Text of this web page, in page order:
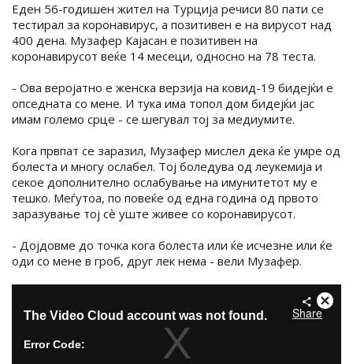
Еден 56-годишен жител на Турција речиси 80 пати се
тестирал за коронавирус, а позитивен е на вирусот над
400 дена. Музафер Кајасан е позитивен на
коронавирусот веќе 14 месеци, односно на 78 теста.
- Ова веројатно е женска верзија на ковид-19 бидејќи е
опседната со мене. И тука има топол дом бидејќи јас
имам големо срце - се шегувал тој за медиумите.
Кога првпат се заразил, Музафер мислел дека ќе умре од
болеста и многу ослабел. Тој боледува од леукемија и
секое дополнително ослабување на имунитетот му е
тешко. Меѓутоа, по повеќе од една година од првото
заразување тој сѐ уште живее со коронавирусот.
- Дојдовме до точка кога болеста или ќе исчезне или ќе
оди со мене в гроб, друг лек нема - вели Музафер.